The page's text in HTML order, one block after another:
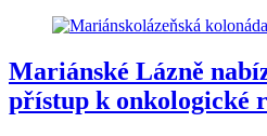
Mariánské Lázně
přístup k onkologické